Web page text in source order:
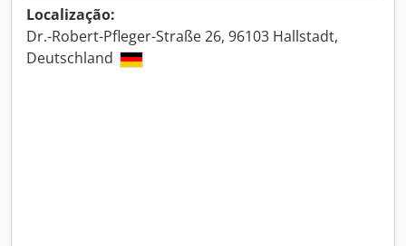
Localização:
Dr.-Robert-Pfleger-Straße 26, 96103 Hallstadt,
Deutschland